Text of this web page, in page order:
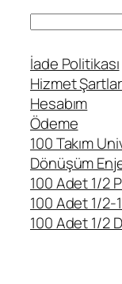
a
İade Politikası
Hizmet
Hesabım
Ödeme
100 Takım
Dönüşüm
100 Adet 1/2
100 Adet 1/2-
100 Adet 1/2